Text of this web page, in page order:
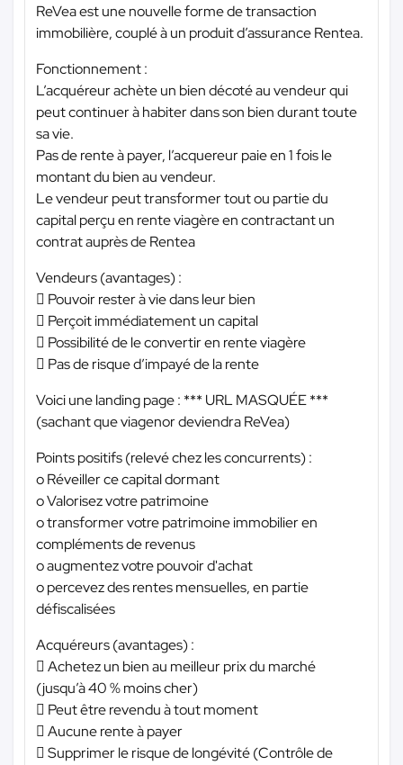
ReVea est une nouvelle forme de transaction
immobilière, couplé à un produit d’assurance Rentea.
Fonctionnement :
L’acquéreur achète un bien décoté au vendeur qui
peut continuer à habiter dans son bien durant toute
sa vie.
Pas de rente à payer, l’acquereur paie en 1 fois le
montant du bien au vendeur.
Le vendeur peut transformer tout ou partie du
capital perçu en rente viagère en contractant un
contrat auprès de Rentea
Vendeurs (avantages) :
 Pouvoir rester à vie dans leur bien
 Perçoit immédiatement un capital
 Possibilité de le convertir en rente viagère
 Pas de risque d’impayé de la rente
Voici une landing page : *** URL MASQUÉE ***
(sachant que viagenor deviendra ReVea)
Points positifs (relevé chez les concurrents) :
o Réveiller ce capital dormant
o Valorisez votre patrimoine
o transformer votre patrimoine immobilier en
compléments de revenus
o augmentez votre pouvoir d'achat
o percevez des rentes mensuelles, en partie
défiscalisées
Acquéreurs (avantages) :
 Achetez un bien au meilleur prix du marché
(jusqu’à 40 % moins cher)
 Peut être revendu à tout moment
 Aucune rente à payer
 Supprimer le risque de longévité (Contrôle de